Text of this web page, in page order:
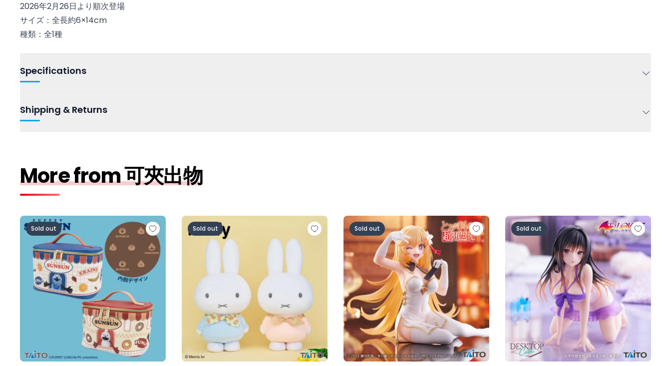
2026年2月26日より順次登場
サイズ：全長約6×14cm
種類：全1種
Specifications
Shipping & Returns
More from 可夾出物
パペットスンスン バニティポーチ vol.2
Sold out
ミッフィー 特大サイズぬいぐるみ チューリップのバンダナ
Sold out
とある科学の超電磁砲 Desktop Cute フィギュア 食蜂操祈～チャイナドレスver.～
Sold out
To LOVEる-とらぶる-ダークネス Desktop
Sold out